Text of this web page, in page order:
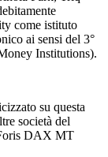
come istituto
ai sensi del 3°
Institutions).
su questa
società del
DAX MT